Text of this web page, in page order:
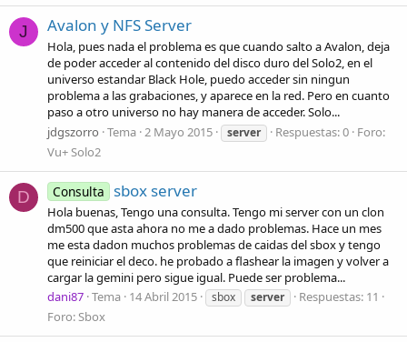
J Avalon y NFS Server
Hola, pues nada el problema es que cuando salto a Avalon, deja
de poder acceder al contenido del disco duro del Solo2, en el
universo estandar Black Hole, puedo acceder sin ningun
problema a las grabaciones, y aparece en la red. Pero en cuanto
paso a otro universo no hay manera de acceder. Solo...
jdgszorro Tema 2 Mayo 2015 server Respuestas: 0 Foro:
Vu+ Solo2
D Consulta sbox server
Hola buenas, Tengo una consulta. Tengo mi server con un clon
dm500 que asta ahora no me a dado problemas. Hace un mes
me esta dadon muchos problemas de caidas del sbox y tengo
que reiniciar el deco. he probado a flashear la imagen y volver a
cargar la gemini pero sigue igual. Puede ser problema...
dani87 Tema 14 Abril 2015 sbox server
Respuestas: 11
Foro:Sbox